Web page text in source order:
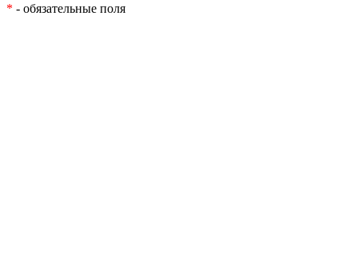
* - обязательные поля